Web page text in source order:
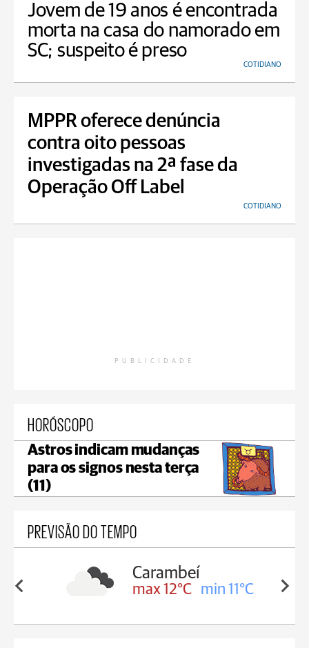
Jovem de 19 anos é encontrada
morta na casa do namorado em
SC; suspeito é preso
COTIDIANO
MPPR oferece denúncia
contra oito pessoas
investigadas na 2ª fase da
Operação Off Label
COTIDIANO
PUBLICIDADE
HORÓSCOPO
Astros indicam mudanças
para os signos nesta terça
(11)
PREVISÃO DO TEMPO
12°C
Carambeí
max 12°C min 11°C